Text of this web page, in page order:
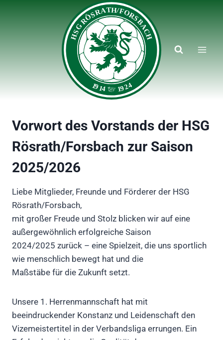
Vorwort des Vorstands der HSG
Rösrath/Forsbach zur Saison
2025/2026
Liebe Mitglieder, Freunde und Förderer der HSG
Rösrath/Forsbach,
mit großer Freude und Stolz blicken wir auf eine
außergewöhnlich erfolgreiche Saison
2024/2025 zurück – eine Spielzeit, die uns sportlich
wie menschlich bewegt hat und die
Maßstäbe für die Zukunft setzt.
Unsere 1. Herrenmannschaft hat mit
beeindruckender Konstanz und Leidenschaft den
Vizemeistertitel in der Verbandsliga errungen. Ein